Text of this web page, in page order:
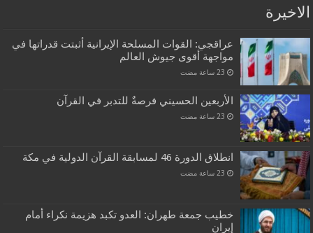
الاخيرة
عراقجي: القوات المسلحة الإيرانية أثبتت قدراتها في
مواجهة أقوى جيوش العالم
الأربعين الحسيني فرصةٌ للتدبر في القرآن
انطلاق الدورة 46 لمسابقة القرآن الدولية في مكة
خطيب جمعة طهران: العدو تكبد هزيمة نكراء أمام
إيران